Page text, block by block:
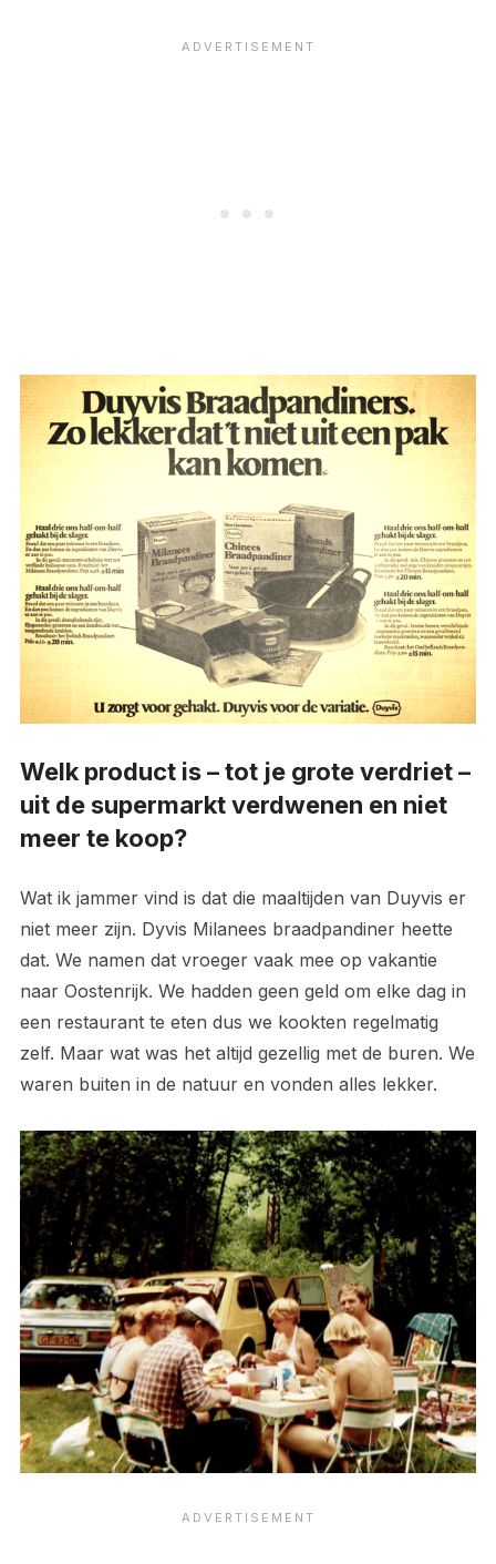
Welk product is – tot je grote verdriet –
uit de supermarkt verdwenen en niet
meer te koop?
Wat ik jammer vind is dat die maaltijden van Duyvis er
niet meer zijn. Dyvis Milanees braadpandiner heette
dat. We namen dat vroeger vaak mee op vakantie
naar Oostenrijk. We hadden geen geld om elke dag in
een restaurant te eten dus we kookten regelmatig
zelf. Maar wat was het altijd gezellig met de buren. We
waren buiten in de natuur en vonden alles lekker.